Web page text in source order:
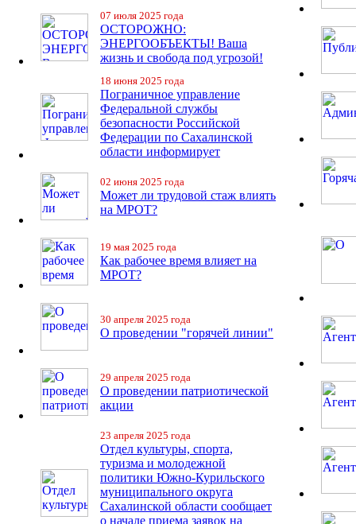
07 июля 2025 года
ОСТОРОЖНО:
ЭНЕРГООБЪЕКТЫ! Ваша
жизнь и свобода под угрозой!
18 июня 2025 года
Пограничное управление
Федеральной службы
безопасности Российской
Федерации по Сахалинской
области информирует
02 июня 2025 года
Может ли трудовой стаж влиять
на МРОТ?
19 мая 2025 года
Как рабочее время влияет на
МРОТ?
30 апреля 2025 года
О проведении "горячей линии"
29 апреля 2025 года
О проведении патриотической
акции
23 апреля 2025 года
Отдел культуры, спорта,
туризма и молодежной
политики Южно-Курильского
муниципального округа
Сахалинской области сообщает
о начале приема заявок на